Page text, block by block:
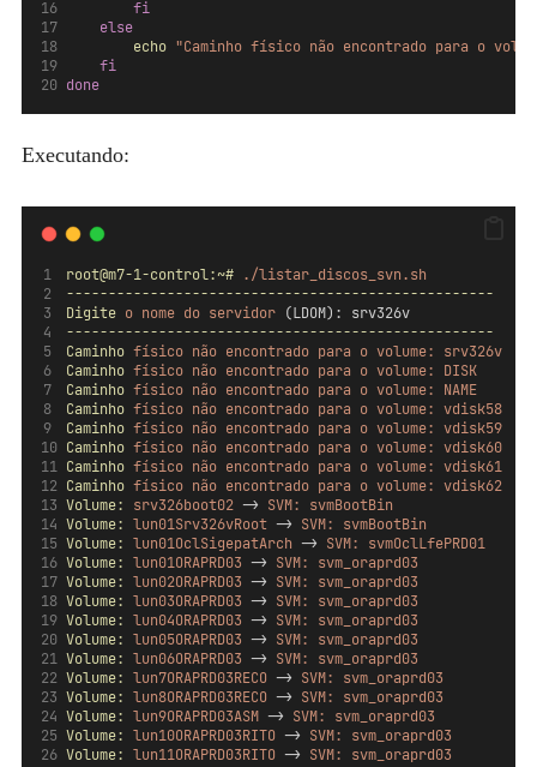
fi
else
echo "Caminho físico não encontrado para o
fi
done
Executando:
root@m7-1-control:~# ./listar_discos_svn.sh
---------------------------------------------------
Digite o nome do servidor (LDOM): srv326v
---------------------------------------------------
Caminho físico não encontrado para o volume:
srv326v
Caminho físico não encontrado para o volume:
DISK
Caminho físico não encontrado para o volume:
NAME
Caminho físico não encontrado para o volume: vdisk58
Caminho físico não encontrado para o volume: vdisk59
Caminho físico não encontrado para o volume: vdisk60
Caminho físico não encontrado para o volume: vdisk61
Caminho físico não encontrado para o volume: vdisk62
Volume:
srv326boot02 -> SVM:
svmBootBin
Volume: lun01Srv326vRoot -> SVM:
svmBootBin
Volume: lun01OclSigepatArch -> SVM:
svmOclLfePRD01
Volume: lun01ORAPRD03 -> SVM:
svm_oraprd03
Volume: lun02ORAPRD03 -> SVM:
svm_oraprd03
Volume: lun03ORAPRD03 -> SVM:
svm_oraprd03
Volume: lun04ORAPRD03 -> SVM:
svm_oraprd03
Volume: lun05ORAPRD03 -> SVM:
svm_oraprd03
Volume: lun06ORAPRD03 -> SVM:
svm_oraprd03
Volume: lun7ORAPRD03RECO -> SVM:
svm_oraprd03
Volume: lun8ORAPRD03RECO -> SVM:
svm_oraprd03
Volume: lun9ORAPRD03ASM -> SVM:
svm_oraprd03
Volume: lun10ORAPRD03RITO -> SVM:
svm_oraprd03
Volume: lun11ORAPRD03RITO -> SVM: svm_oraprd03